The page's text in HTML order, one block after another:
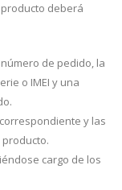
deberá
de pedido, la
o IMEI y una
y las
cargo de los